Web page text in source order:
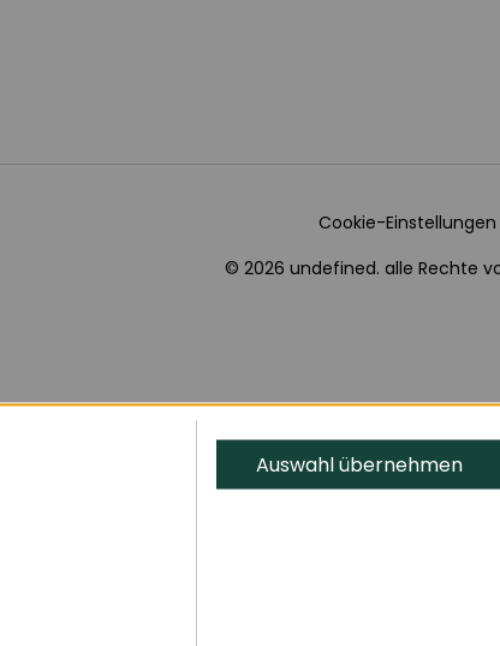
Cookie-Einstellungen
© 2026 undefined. alle Rechte
Auswahl übernehmen